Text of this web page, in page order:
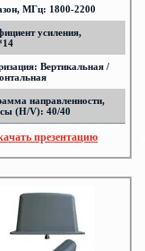
МГц: 1800-2200
усиления,
Вертикальная /
направленности,
(H/V): 40/40
презентацию